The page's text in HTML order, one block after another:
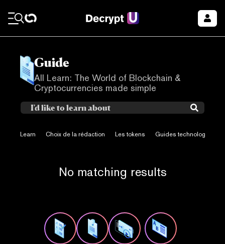
Guide
All Learn: The World of Blockchain &
Cryptocurrencies made simple
Learn Choix de la rédaction Les tokens Guides technologiques
No matching results